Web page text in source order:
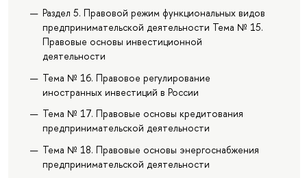
Раздел 5. Правовой режим функциональных видов
предпринимательской деятельности Тема № 15.
Правовые основы инвестиционной
деятельности
Тема № 16. Правовое регулирование
иностранных инвестиций в России
Тема № 17. Правовые основы кредитования
предпринимательской деятельности
Тема № 18. Правовые основы энергоснабжения
предпринимательской деятельности